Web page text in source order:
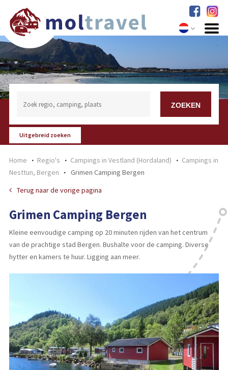
Uitgebreid zoeken
Home Regio's Campings in Vestland (Hordaland)
Campings in
Nesttun, Bergen
Grimen Camping Bergen
Terug naar de vorige pagina
Grimen Camping Bergen
Kleine eenvoudige camping op 20 minuten rijden van het centrum
van de prachtige stad Bergen. Bushalte voor de camping. Diverse
hytter en kamers te huur. Ligging aan meer.